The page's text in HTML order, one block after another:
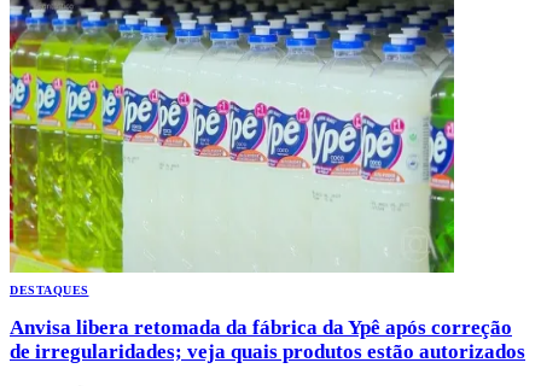
DESTAQUES
Anvisa libera retomada da fábrica da Ypê após correção
de irregularidades; veja quais produtos estão autorizados